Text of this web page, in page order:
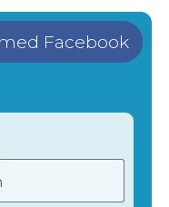
Facebook